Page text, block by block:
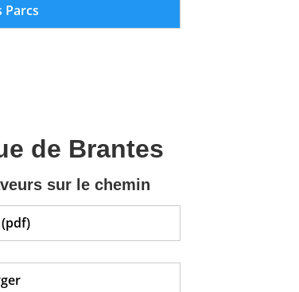
Parcs
de Brantes
sur le chemin